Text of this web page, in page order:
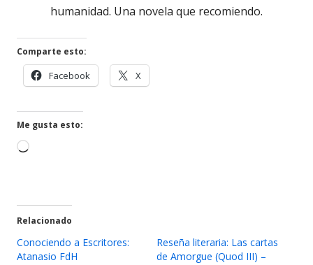
humanidad. Una novela que recomiendo.
Comparte esto:
Facebook
en
X
en
Me gusta esto:
Cargando...
Relacionado
Conociendo a Escritores:
Atanasio FdH
Reseña literaria: Las cartas
de Amorgue (Quod III) –